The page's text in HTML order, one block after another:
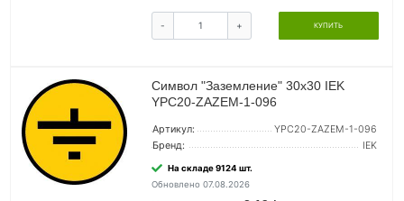
- + КУПИТЬ
Символ "Заземление" 30х30 IEK
YPC20-ZAZEM-1-096
Артикул:
YPC20-ZAZEM-1-096
Бренд:
IEK
На складе 9124 шт.
Обновлено 07.08.2026